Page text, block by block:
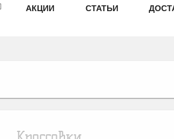
АКЦИИ СТАТЬИ